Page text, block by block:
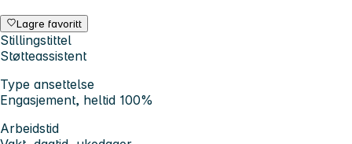
Lagre favoritt
Stillingstittel
Støtteassistent
Type ansettelse
Engasjement, heltid 100%
Arbeidstid